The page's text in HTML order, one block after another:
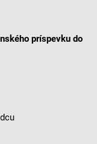
príspevku do